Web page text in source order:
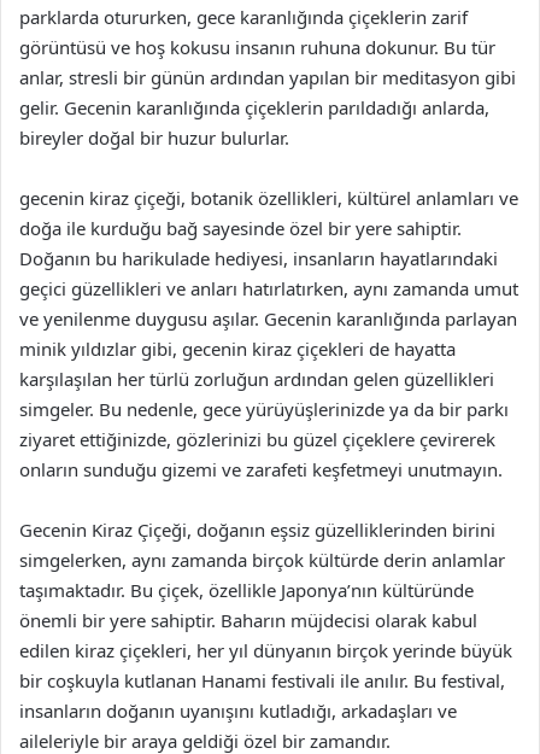
parklarda otururken, gece karanlığında çiçeklerin zarif
görüntüsü ve hoş kokusu insanın ruhuna dokunur. Bu tür
anlar, stresli bir günün ardından yapılan bir meditasyon gibi
gelir. Gecenin karanlığında çiçeklerin parıldadığı anlarda,
bireyler doğal bir huzur bulurlar.
gecenin kiraz çiçeği, botanik özellikleri, kültürel anlamları ve
doğa ile kurduğu bağ sayesinde özel bir yere sahiptir.
Doğanın bu harikulade hediyesi, insanların hayatlarındaki
geçici güzellikleri ve anları hatırlatırken, aynı zamanda umut
ve yenilenme duygusu aşılar. Gecenin karanlığında parlayan
minik yıldızlar gibi, gecenin kiraz çiçekleri de hayatta
karşılaşılan her türlü zorluğun ardından gelen güzellikleri
simgeler. Bu nedenle, gece yürüyüşlerinizde ya da bir parkı
ziyaret ettiğinizde, gözlerinizi bu güzel çiçeklere çevirerek
onların sunduğu gizemi ve zarafeti keşfetmeyi unutmayın.
Gecenin Kiraz Çiçeği, doğanın eşsiz güzelliklerinden birini
simgelerken, aynı zamanda birçok kültürde derin anlamlar
taşımaktadır. Bu çiçek, özellikle Japonya’nın kültüründe
önemli bir yere sahiptir. Baharın müjdecisi olarak kabul
edilen kiraz çiçekleri, her yıl dünyanın birçok yerinde büyük
bir coşkuyla kutlanan Hanami festivali ile anılır. Bu festival,
insanların doğanın uyanışını kutladığı, arkadaşları ve
aileleriyle bir araya geldiği özel bir zamandır.